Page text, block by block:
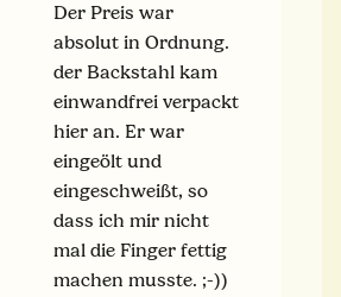
Der Preis war
absolut in Ordnung.
der Backstahl kam
einwandfrei verpackt
hier an. Er war
eingeölt und
eingeschweißt, so
dass ich mir nicht
mal die Finger fettig
machen musste. ;-))